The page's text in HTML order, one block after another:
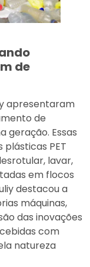
de
apresentaram
de
geração. Essas
PET
lavar,
em flocos
destacou a
máquinas,
das inovações
com
natureza